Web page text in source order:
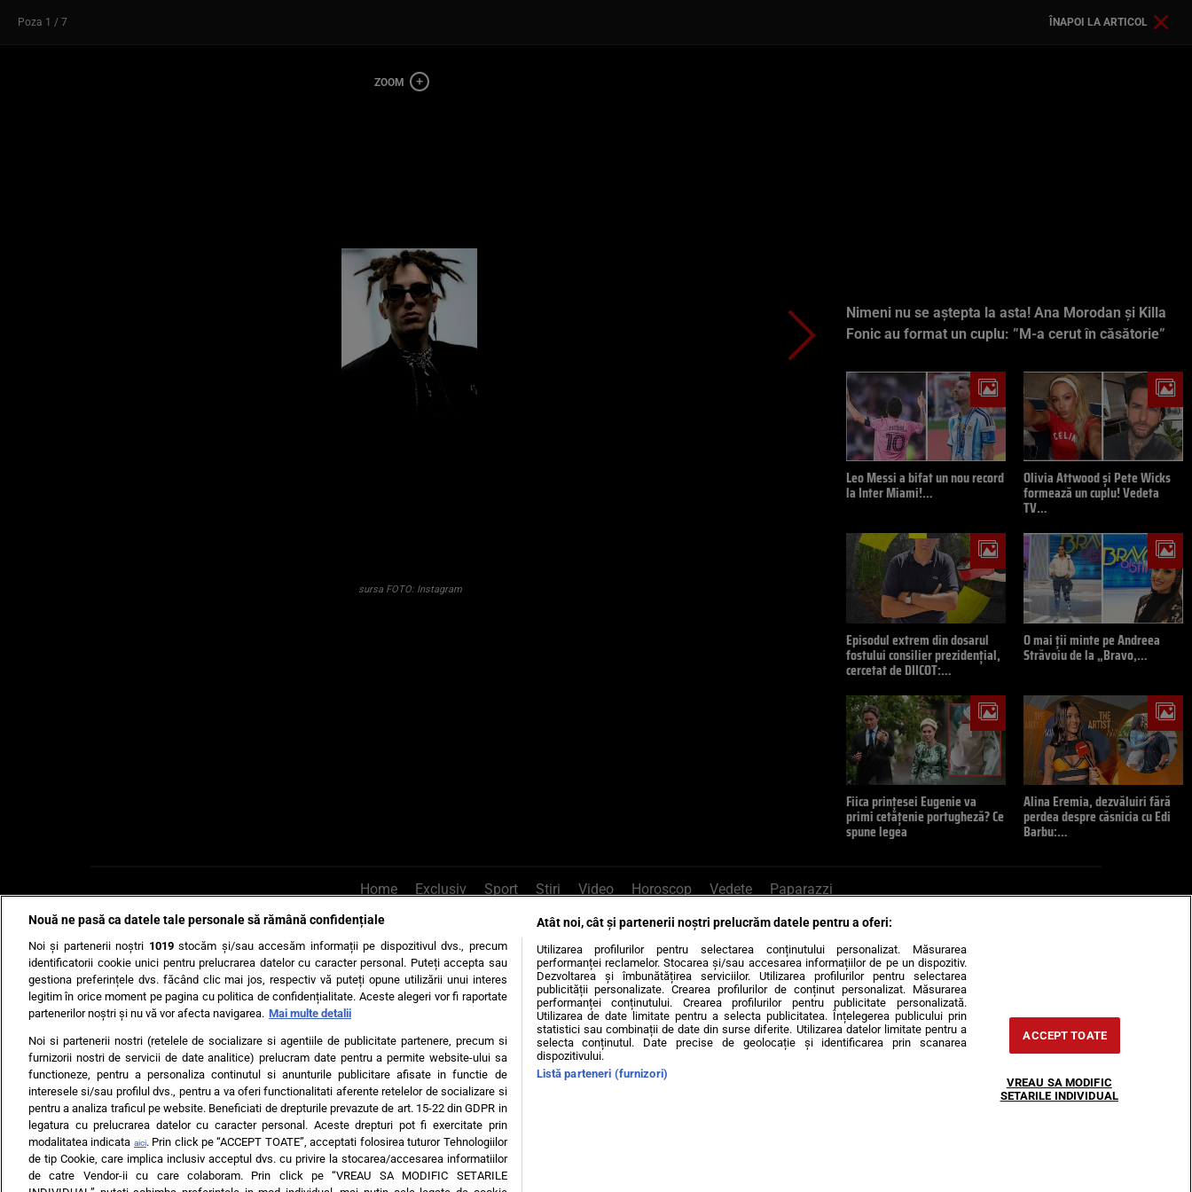
Poza 1 / 7 ÎNAPOI LA ARTICOL
sursa FOTO: Instagram
Nimeni nu se aștepta la asta! Ana Morodan și Killa
Fonic au format un cuplu: ”M-a cerut în căsătorie”
Leo Messi a bifat un nou record
la Inter Miami!…
Olivia Attwood și Pete Wicks
formează un cuplu! Vedeta
TV…
Episodul extrem din dosarul
fostului consilier prezidențial,
cercetat de DIICOT:…
O mai ții minte pe Andreea
Străvoiu de la „Bravo,…
Fiica prințesei Eugenie va
primi cetățenie portugheză? Ce
spune legea
Alina Eremia, dezvăluiri fără
perdea despre căsnicia cu Edi
Barbu:…
Home Exclusiv Sport Știri Video Horoscop Vedete Paparazzi
AI UN PONT? Scrie-ne pe Whatsapp, sună la 0741226226 sau trimite mail la pont@cancan.ro
Știri interne Știri externe Politică
Ultimele stiri Diete Insula Iubirii Dictionar de vise LIFE STYLE Horoscop
Echipa editorială Termeni si condiții Politica de confidențialitate
Nouă ne pasă ca datele tale personale să rămână confidențiale
Noi și partenerii noștri 1019stocăm și/sau accesăm informații pe dispozitivul dvs., precum
identificatorii cookie unici pentru prelucrarea datelor cu caracter personal. Puteți accepta sau
gestiona preferințele dvs. făcând clic mai jos, respectiv vă puteți opune utilizării unui interes
legitim în orice moment pe pagina cu politica de confidențialitate. Aceste alegeri vor fi raportate
partenerilor noștri și nu vă vor afecta navigarea. Mai multe detalii
Noi si partenerii nostri (retelele de socializare si agentiile de publicitate partenere, precum si
furnizorii nostri de servicii de date analitice) prelucram date pentru a permite website-ului sa
functioneze, pentru a personaliza continutul si anunturile publicitare afisate in functie de
interesele si/sau profilul dvs., pentru a va oferi functionalitati aferente retelelor de socializare si
pentru a analiza traficul pe website. Beneficiati de drepturile prevazute de art. 15-22 din GDPR in
legatura cu prelucrarea datelor cu caracter personal. Aceste drepturi pot fi exercitate prin
modalitatea indicata aici. Prin click pe “ACCEPT TOATE”, acceptati folosirea tuturor Tehnologiilor
de tip Cookie, care implica inclusiv acceptul dvs. cu privire la stocarea/accesarea informatiilor
de catre Vendor-ii cu care colaboram. Prin click pe “VREAU SA MODIFIC SETARILE
Atât noi, cât și partenerii noștri prelucrăm datele pentru a oferi:
Utilizarea profilurilor pentru selectarea conținutului personalizat. Măsurarea
performanței reclamelor. Stocarea și/sau accesarea informațiilor de pe un dispozitiv.
Dezvoltarea și îmbunătățirea serviciilor. Utilizarea profilurilor pentru selectarea
publicității personalizate. Crearea profilurilor de conținut personalizat. Măsurarea
performanței conținutului. Crearea profilurilor pentru publicitate personalizată.
Utilizarea de date limitate pentru a selecta publicitatea. Înțelegerea publicului prin
statistici sau combinații de date din surse diferite. Utilizarea datelor limitate pentru a
selecta conținutul. Date precise de geolocație și identificarea prin scanarea
dispozitivului.
Listă parteneri (furnizori)
ACCEPT TOATE
VREAU SA MODIFIC
SETARILE INDIVIDUAL